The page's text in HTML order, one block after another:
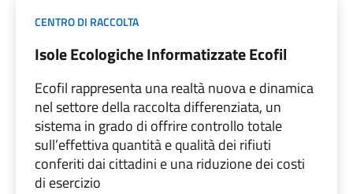
CENTRO DI RACCOLTA
Isole Ecologiche Informatizzate Ecofil
Ecofil rappresenta una realtà nuova e dinamica
nel settore della raccolta differenziata, un
sistema in grado di offrire controllo totale
sull’effettiva quantità e qualità dei rifiuti
conferiti dai cittadini e una riduzione dei costi
di esercizio